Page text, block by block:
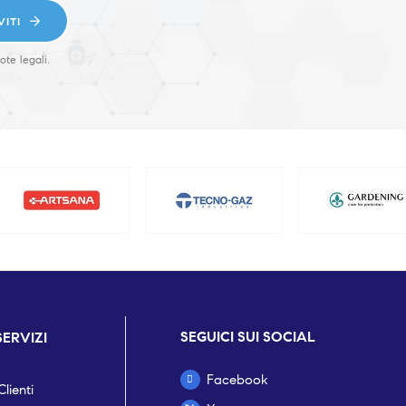
legali.
SEGUICI SUI SOCIAL
Facebook